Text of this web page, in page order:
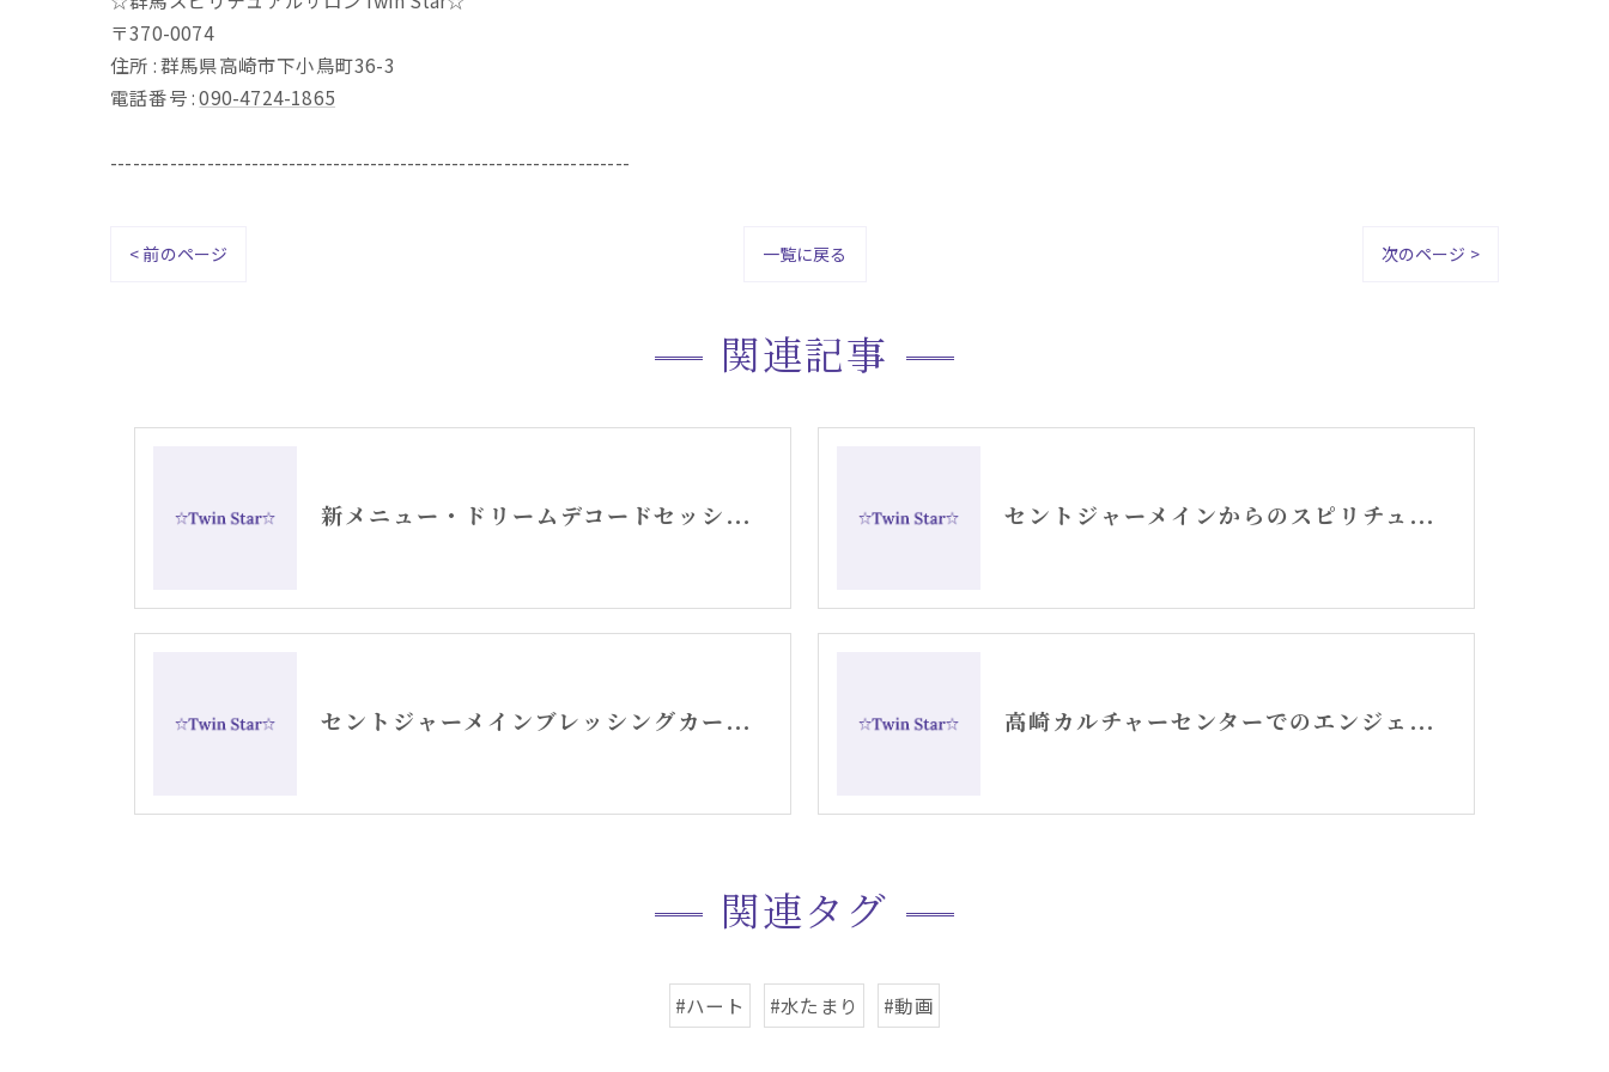
〒370-0074
住所 : 群馬県高崎市下小鳥町36-3
電話番号 :090-4724-1865
----------------------------------------------------------------------
< 前のページ 一覧に戻る 次のページ >
関連記事
新メニュー・ドリームデコードセッションお知らせ セントジャーメインからのスピリチュアルメッセージ・アリーシャ
セントジャーメインブレッシングカード「リセット」グリッド画像 高崎カルチャーセンターでのエンジェルカード講座スタート
関連タグ
#ハート #水たまり #動画